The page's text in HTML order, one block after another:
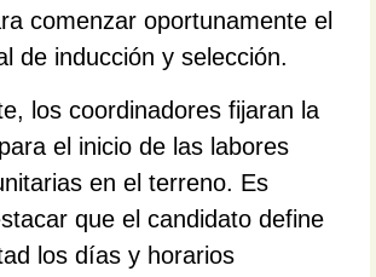
comenzar oportunamente el
de inducción y selección.
los coordinadores fijaran la
el inicio de las labores
en el terreno. Es
que el candidato define
los días y horarios